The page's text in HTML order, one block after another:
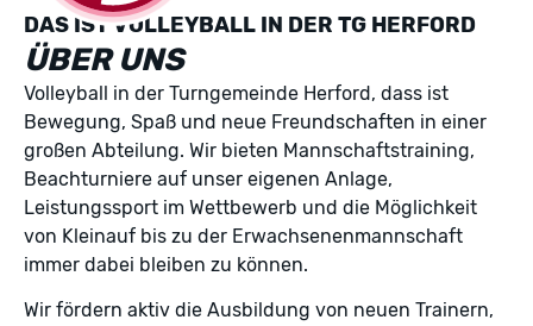
DAS IST VOLLEYBALL IN DER TG HERFORD
ÜBER UNS
Volleyball in der Turngemeinde Herford, dass ist
Bewegung, Spaß und neue Freundschaften in einer
großen Abteilung. Wir bieten Mannschaftstraining,
Beachturniere auf unser eigenen Anlage,
Leistungssport im Wettbewerb und die Möglichkeit
von Kleinauf bis zu der Erwachsenenmannschaft
immer dabei bleiben zu können.
Wir fördern aktiv die Ausbildung von neuen Trainern,